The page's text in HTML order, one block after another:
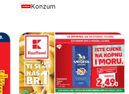
Konzum